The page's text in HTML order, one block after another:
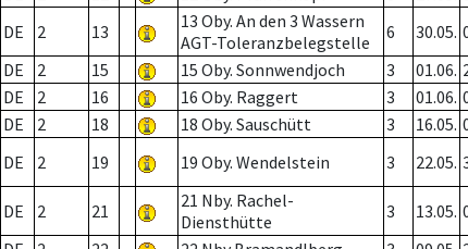
DE
2 13
13 Oby. An den 3 Wassern
AGT-Toleranzbelegstelle
6 30.05.
DE
2 15 15 Oby. Sonnwendjoch 3 01.06.
DE
2 16 16 Oby. Raggert 3 01.06.
DE
2 18 18 Oby. Sauschütt 3 16.05.
DE
2 19 19 Oby. Wendelstein 3 22.05.
DE 2 21
21 Nby. Rachel-
Diensthütte
3 13.05.